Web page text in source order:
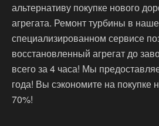
альтернативу покупке нового
агрегата. Ремонт турбины в
специализированном сервисе
восстановленный агрегат до
всего за 4 часа! Мы
года! Вы сэкономите на покупке
70%!